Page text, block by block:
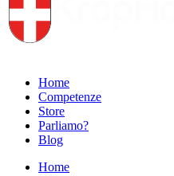
Home
Competenze
Store
Parliamo?
Blog
Home